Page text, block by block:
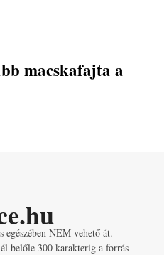
macskafajta a
NEM vehető át.
belőle 300 karakterig a forrás